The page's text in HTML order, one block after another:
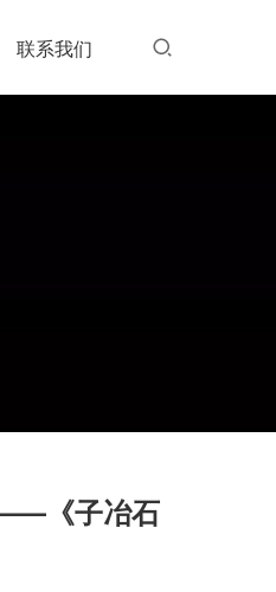
联系我们
《子冶石